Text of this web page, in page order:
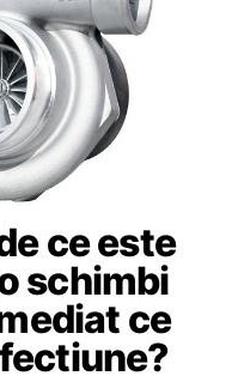
ce este
schimbi
ce